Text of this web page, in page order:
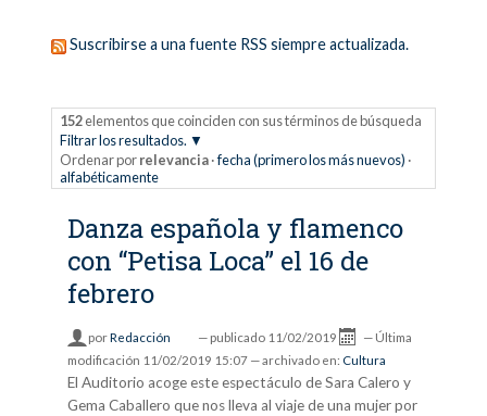
Suscribirse a una fuente RSS siempre actualizada.
152elementos que coinciden con sus términos de búsqueda
Filtrar los resultados.
Ordenar por relevancia ·fecha (primero los más nuevos) ·
alfabéticamente
Danza española y flamenco
con “Petisa Loca” el 16 de
febrero
porRedacción — publicado 11/02/2019 — Última
modificación 11/02/2019 15:07 — archivado en: Cultura
El Auditorio acoge este espectáculo de Sara Calero y
Gema Caballero que nos lleva al viaje de una mujer por